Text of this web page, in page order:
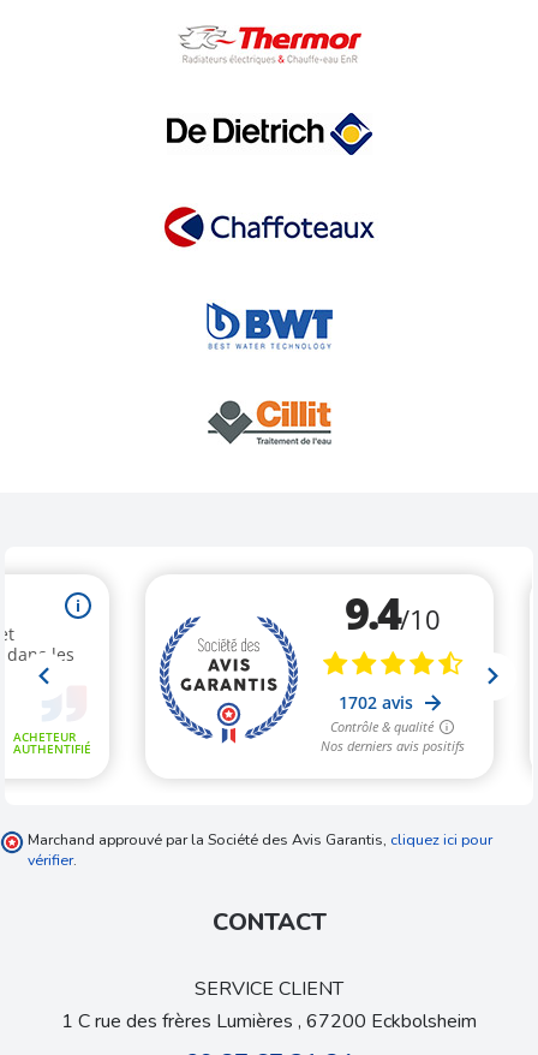
Marchand approuvé par la Société des Avis Garantis, cliquez ici pour
vérifier.
CONTACT
SERVICE CLIENT
1 C rue des frères Lumières , 67200 Eckbolsheim